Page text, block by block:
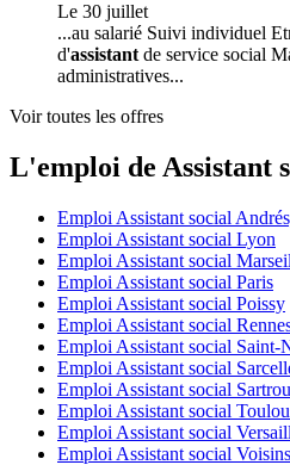
Le 30 juillet
...au salarié Suivi individuel
d'assistant de service social
administratives...
Voir toutes les offres
L'emploi de Assistant
Emploi Assistant social
Emploi Assistant social Lyon
Emploi Assistant social
Emploi Assistant social Paris
Emploi Assistant social Poissy
Emploi Assistant social
Emploi Assistant social Saint-
Emploi Assistant social
Emploi Assistant social
Emploi Assistant social
Emploi Assistant social
Emploi Assistant social